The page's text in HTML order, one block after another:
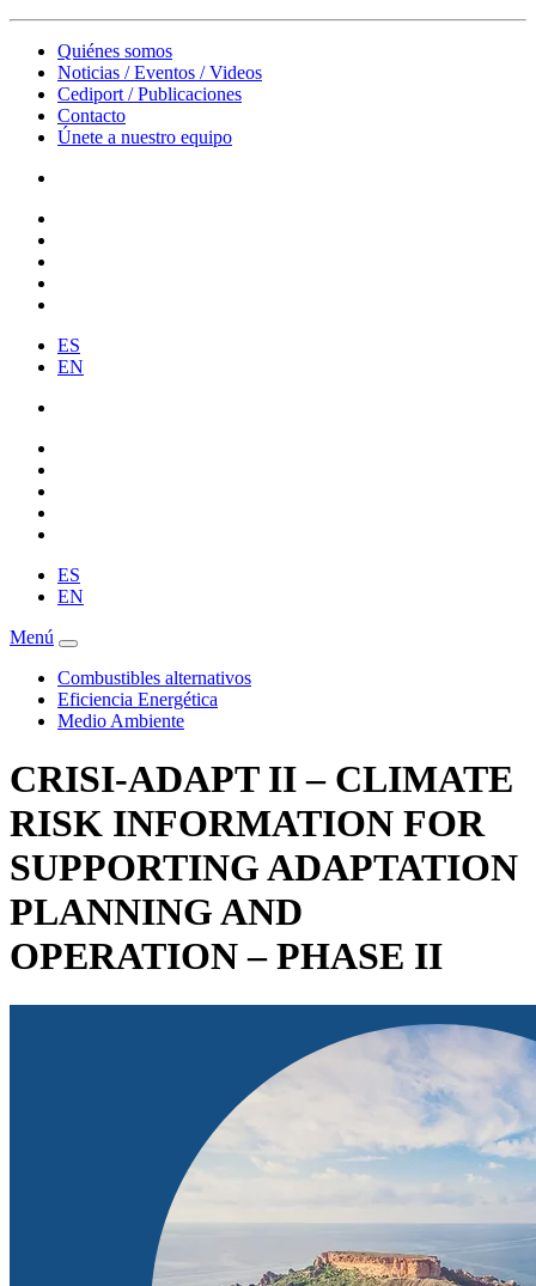
Quiénes somos
Noticias / Eventos / Videos
Cediport / Publicaciones
Contacto
Únete a nuestro equipo
ES
EN
ES
EN
Menú
Combustibles alternativos
Eficiencia Energética
Medio Ambiente
CRISI-ADAPT II – CLIMATE
RISK INFORMATION FOR
SUPPORTING ADAPTATION
PLANNING AND
OPERATION – PHASE II